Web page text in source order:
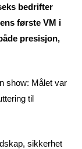
bedrifter
første VM i
presisjon,
show: Målet var
til
sikkerhet